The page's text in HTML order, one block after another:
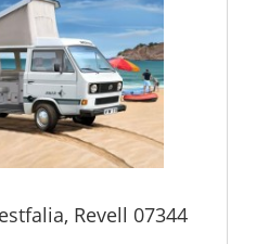
Revell 07344